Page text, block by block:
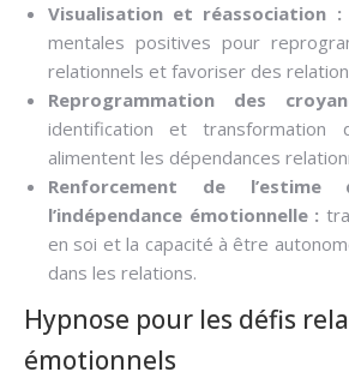
Visualisation et réassociation :
mentales positives pour
relationnels et favoriser des
Reprogrammation des
identification et transformation
alimentent les dépendances
Renforcement de
l’indépendance émotionnelle :
en soi et la capacité à être
dans les relations.
Hypnose pour les défis
émotionnels